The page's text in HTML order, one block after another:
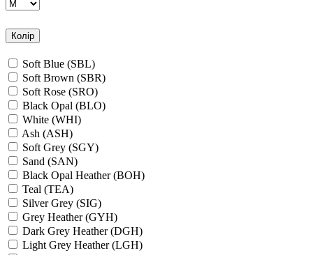
Колір
Soft Blue (SBL)
Soft Brown (SBR)
Soft Rose (SRO)
Black Opal (BLO)
White (WHI)
Ash (ASH)
Soft Grey (SGY)
Sand (SAN)
Black Opal Heather (BOH)
Teal (TEA)
Silver Grey (SIG)
Grey Heather (GYH)
Dark Grey Heather (DGH)
Light Grey Heather (LGH)